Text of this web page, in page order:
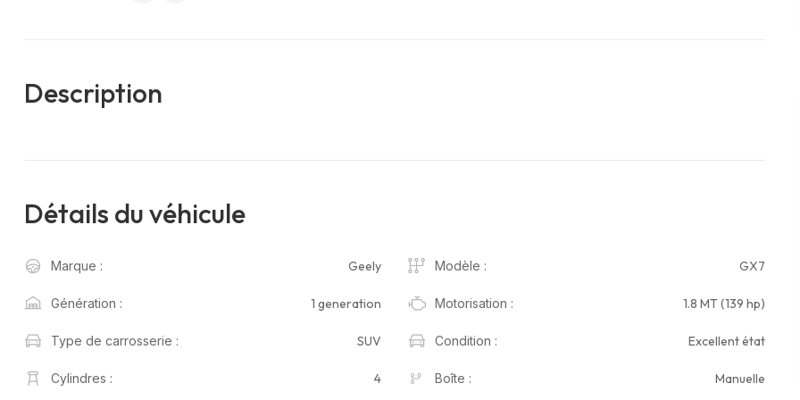
Description
Détails du véhicule
Marque : Geely Modèle : GX7
Génération : 1 generation Motorisation : 1.8 MT (139 hp)
Type de carrosserie : SUV Condition : Excellent état
Cylindres : 4 Boîte : Manuelle